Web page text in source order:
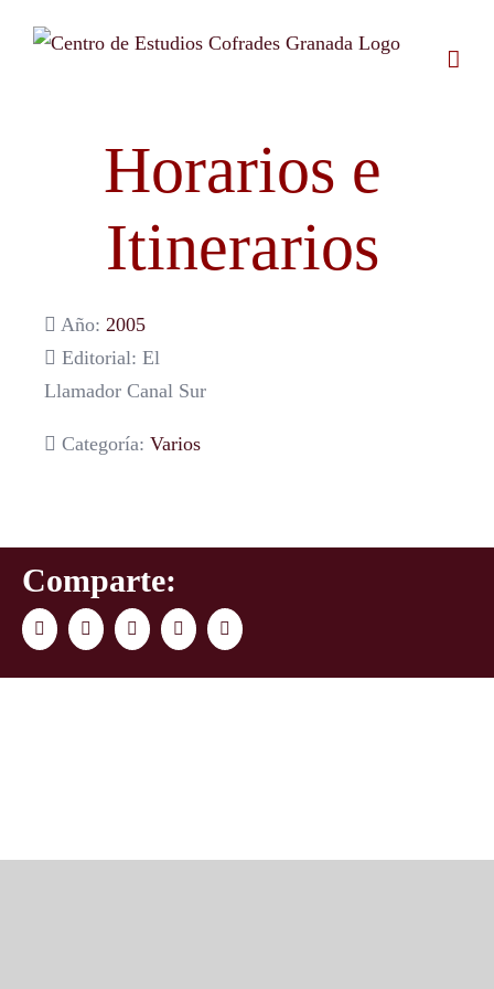
Horarios e
Itinerarios
Año: 2005
Editorial: El
Llamador Canal Sur
Categoría: Varios
Comparte:
FacebookTwitter LinkedInWhatsAppCorreo
electrónico